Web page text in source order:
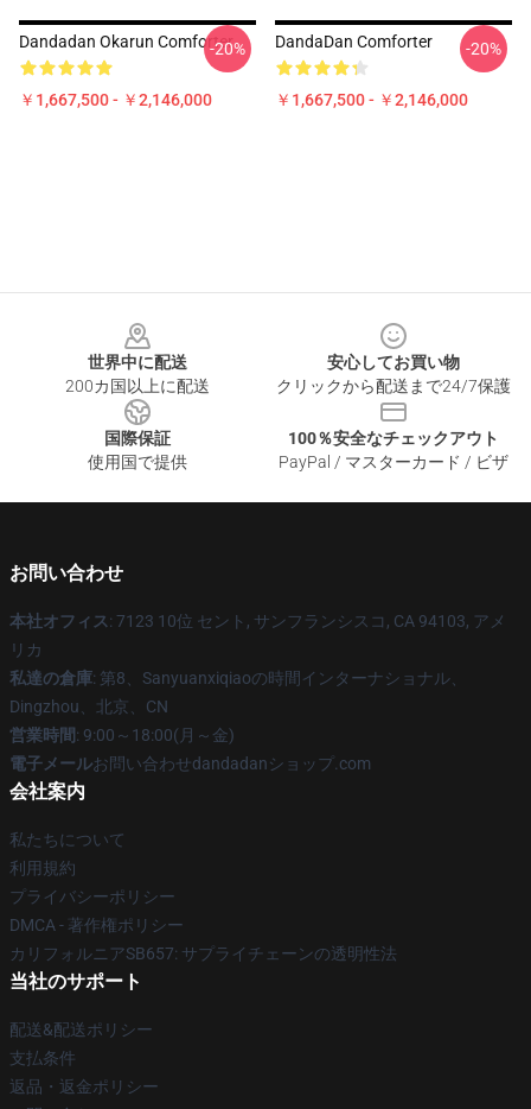
Dandadan Okarun Comforter
￥1,667,500 - ￥2,146,000
-20% DandaDan Comforter
￥1,667,500 - ￥2,146,000
-20%
世界中に配送
200カ国以上に配送
安心してお買い物
クリックから配送まで24/7保護
国際保証
使用国で提供
100％安全なチェックアウト
PayPal / マスターカード / ビザ
お問い合わせ
本社オフィス: 7123 10位 セント, サンフランシスコ, CA 94103, アメ
リカ
私達の倉庫: 第8、Sanyuanxiqiaoの時間インターナショナル、
Dingzhou、北京、CN
営業時間: 9:00～18:00(月～金)
電子メールお問い合わせdandadanショップ.com
会社案内
私たちについて
利用規約
プライバシーポリシー
DMCA - 著作権ポリシー
カリフォルニアSB657: サプライチェーンの透明性法
当社のサポート
配送&配送ポリシー
支払条件
返品・返金ポリシー